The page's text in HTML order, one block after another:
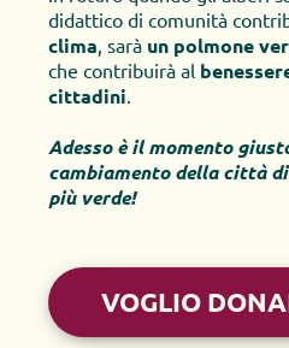
didattico di comunità
clima, sarà un polmone
che contribuirà al
cittadini.
Adesso è il momento
cambiamento della città
più verde!
VOGLIO